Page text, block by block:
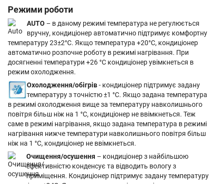
Режими роботи
AUTO – в даному режимі температура не регулюється
вручну, кондиціонер автоматично підтримує комфортну
температуру 23±2°С. Якщо температура +20°С, кондиціонер
автоматично розпочне роботу в режимі нагрівання. При
досягненні температури +26 °С кондиціонер увімкнеться в
режим охолодження.
Охолодження/обігрів- кондиціонер підтримує задану
температуру з точністю ±1 °С. Якщо задана температура
в режимі охолодження вище за температуру навколишнього
повітря більш ніж на 1 °С, кондиціонер не ввімкнеться. Теж
саме в режимі нагрівання, якщо задана температура в режимі
нагрівання нижче температури навколишнього повітря більш
ніж на 1 °С, кондиціонер не ввімкнеться.
Очищення/осушення – кондиціонер з найбільшою
ефективністю конденсує та відводить вологу з
приміщення. Кондиціонер підтримує задану температуру